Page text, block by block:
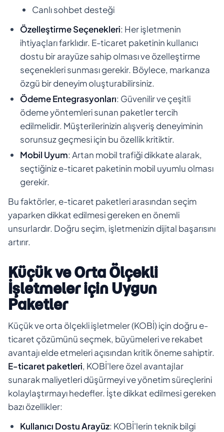
Canlı sohbet desteği
Özelleştirme Seçenekleri: Her işletmenin
ihtiyaçları farklıdır. E-ticaret paketinin kullanıcı
dostu bir arayüze sahip olması ve özelleştirme
seçenekleri sunması gerekir. Böylece, markanıza
özgü bir deneyim oluşturabilirsiniz.
Ödeme Entegrasyonları: Güvenilir ve çeşitli
ödeme yöntemleri sunan paketler tercih
edilmelidir. Müşterilerinizin alışveriş deneyiminin
sorunsuz geçmesi için bu özellik kritiktir.
Mobil Uyum: Artan mobil trafiği dikkate alarak,
seçtiğiniz e-ticaret paketinin mobil uyumlu olması
gerekir.
Bu faktörler, e-ticaret paketleri arasından seçim
yaparken dikkat edilmesi gereken en önemli
unsurlardır. Doğru seçim, işletmenizin dijital başarısını
artırır.
Küçük ve Orta Ölçekli
İşletmeler için Uygun
Paketler
Küçük ve orta ölçekli işletmeler (KOBİ) için doğru e-
ticaret çözümünü seçmek, büyümeleri ve rekabet
avantajı elde etmeleri açısından kritik öneme sahiptir.
E-ticaret paketleri, KOBİ'lere özel avantajlar
sunarak maliyetleri düşürmeyi ve yönetim süreçlerini
kolaylaştırmayı hedefler. İşte dikkat edilmesi gereken
bazı özellikler:
Kullanıcı Dostu Arayüz: KOBİ'lerin teknik bilgi